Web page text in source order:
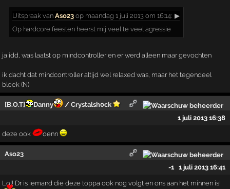
Uitspraak vanAso23 op maandag 1 juli 2013 om 16:14: ▶
Op hardcore feesten heerst mij veel te veel agressie
ja idd, was laatst op mindcontroller en er werd alleen maar gevochten
ik dacht dat mindcontroller altijd wel relaxed was, maar het tegendeel
bleek (N)
[B.O.T] Danny
/ Crystalsh0ck
1 juli 2013 16:38
deze ook oenn
Aso23
-1
1 juli 2013 16:41
Lol! Dr is iemand die deze toppa ook nog volgt en ons aan het minnen is!